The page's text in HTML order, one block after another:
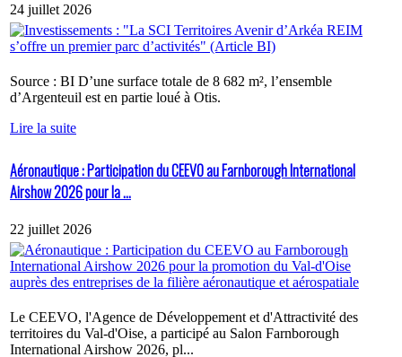
24 juillet 2026
Source : BI D’une surface totale de 8 682 m², l’ensemble
d’Argenteuil est en partie loué à Otis.
Lire la suite
Aéronautique : Participation du CEEVO au Farnborough International
Airshow 2026 pour la ...
22 juillet 2026
Le CEEVO, l'Agence de Développement et d'Attractivité des
territoires du Val-d'Oise, a participé au Salon Farnborough
International Airshow 2026, pl...